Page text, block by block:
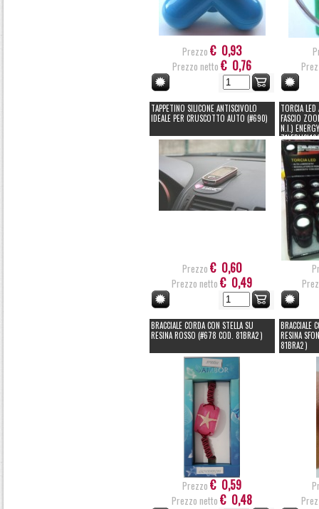
Prezzo € 0,93
Prezzo netto € 0,76
TAPPETINO SILICONE ANTISCIVOLO
IDEALE PER CRUSCOTTO AUTO (#690)
Prezzo € 0,60
Prezzo netto € 0,49
TORCIA
FASCIO
N.I.)
BRACCIALE CORDA CON STELLA SU
RESINA ROSSO (#678 COD. 81BRA2 )
Prezzo € 0,59
Prezzo netto € 0,48
BRACCIALE
RESINA
81BRA2 )